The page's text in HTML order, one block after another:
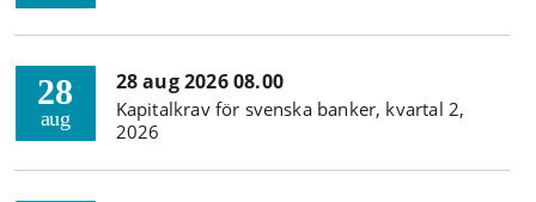
28
aug
28 aug 2026 08.00
Kapitalkrav för svenska banker, kvartal 2,
2026